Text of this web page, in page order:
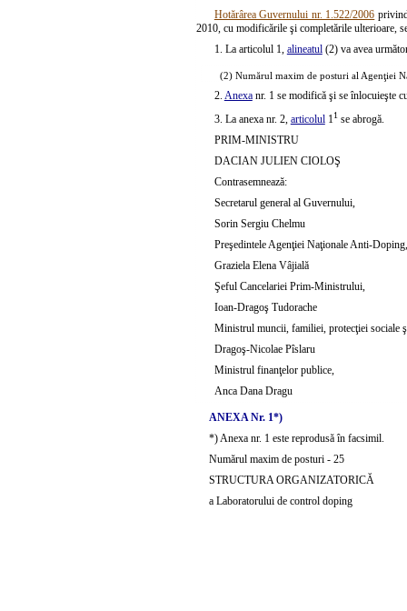
Hotărârea Guvernului nr. 1.522/2006
2010, cu modificările şi completările ulterioare,
1. La articolul 1, alineatul (2) va avea
(2) Numărul maxim de posturi al Agenţiei
2. Anexa nr. 1 se modifică şi se înlocuieşte
3. La anexa nr. 2, articolul 11 se abrogă.
PRIM-MINISTRU
DACIAN JULIEN CIOLOŞ
Contrasemnează:
Secretarul general al Guvernului,
Sorin Sergiu Chelmu
Preşedintele Agenţiei Naţionale Anti-Doping,
Graziela Elena Vâjială
Şeful Cancelariei Prim-Ministrului,
Ioan-Dragoş Tudorache
Ministrul muncii, familiei, protecţiei sociale
Dragoş-Nicolae Pîslaru
Ministrul finanţelor publice,
Anca Dana Dragu
ANEXA Nr. 1*)
*) Anexa nr. 1 este reprodusă în facsimil.
Numărul maxim de posturi - 25
STRUCTURA ORGANIZATORICĂ
a Laboratorului de control doping